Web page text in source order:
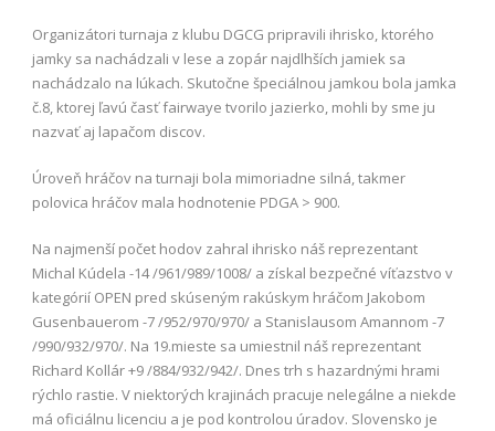
Organizátori turnaja z klubu DGCG pripravili ihrisko, ktorého
jamky sa nachádzali v lese a zopár najdlhších jamiek sa
nachádzalo na lúkach. Skutočne špeciálnou jamkou bola jamka
č.8, ktorej ľavú časť fairwaye tvorilo jazierko, mohli by sme ju
nazvať aj lapačom discov.
Úroveň hráčov na turnaji bola mimoriadne silná, takmer
polovica hráčov mala hodnotenie PDGA > 900.
Na najmenší počet hodov zahral ihrisko náš reprezentant
Michal Kúdela -14 /961/989/1008/ a získal bezpečné víťazstvo v
kategórií OPEN pred skúseným rakúskym hráčom Jakobom
Gusenbauerom -7 /952/970/970/ a Stanislausom Amannom -7
/990/932/970/. Na 19.mieste sa umiestnil náš reprezentant
Richard Kollár +9 /884/932/942/. Dnes trh s hazardnými hrami
rýchlo rastie. V niektorých krajinách pracuje nelegálne a niekde
má oficiálnu licenciu a je pod kontrolou úradov. Slovensko je